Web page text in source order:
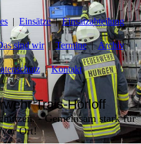
Einsätze Einsatzabteilung
sind wir Termine Archiv
Kontakt
Trais-Horloff
- Gemeinsam stark für
Ort!